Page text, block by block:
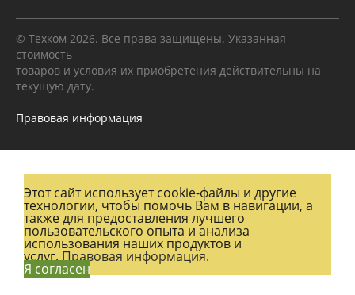
© Техком 2026. Все права защищены. Указанная
стоимость
товаров и условия их приобретения действительны на
текущую дату.
Правовая информация
Этот сайт использует cookie-файлы и другие
технологии, чтобы помочь Вам в навигации, а
также для предоставления лучшего
пользовательского опыта и анализа
использования наших продуктов и
услуг.Правовая информация.
Я согласен